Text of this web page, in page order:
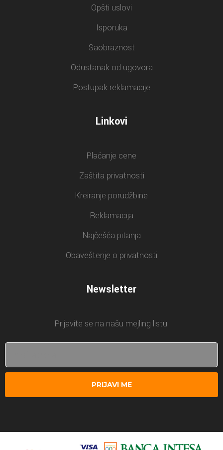
Opšti uslovi
Isporuka
Saobraznost
Odustanak od ugovora
Postupak reklamacije
Linkovi
Plaćanje cene
Zaštita privatnosti
Kreiranje porudžbine
Reklamacija
Najčešća pitanja
Obaveštenje o privatnosti
Newsletter
Prijavite se na našu mejling listu.
PRIJAVI ME